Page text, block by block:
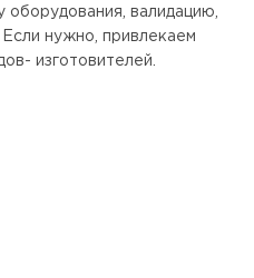
оборудования, валидацию,
нужно, привлекаем
изготовителей.